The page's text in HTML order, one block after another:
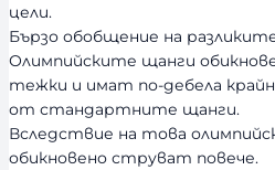
цели.
Бързо обобщение на
Олимпийските щанги
тежки и имат по-дебела
от стандартните щанги.
Вследствие на това
обикновено струват повече.